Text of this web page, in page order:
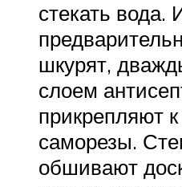
стекать вода.
шкурят,
слоем
прикрепляют
саморезы.
обшивают